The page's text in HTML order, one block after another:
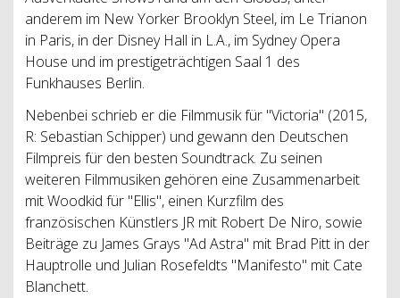
anderem im New Yorker Brooklyn Steel, im Le Trianon
in Paris, in der Disney Hall in L.A., im Sydney Opera
House und im prestigeträchtigen Saal 1 des
Funkhauses Berlin.
Nebenbei schrieb er die Filmmusik für "Victoria" (2015,
R: Sebastian Schipper) und gewann den Deutschen
Filmpreis für den besten Soundtrack. Zu seinen
weiteren Filmmusiken gehören eine Zusammenarbeit
mit Woodkid für "Ellis", einen Kurzfilm des
französischen Künstlers JR mit Robert De Niro, sowie
Beiträge zu James Grays "Ad Astra" mit Brad Pitt in der
Hauptrolle und Julian Rosefeldts "Manifesto" mit Cate
Blanchett.